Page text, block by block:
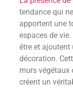
tendance qui
apportent une
espaces de
être et ajoutent
décoration.
murs végétaux
créent un